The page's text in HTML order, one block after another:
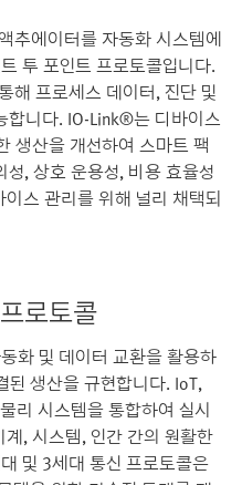
추에이터를 자동화 시스템에
투 포인트 프로토콜입니다.
해 프로세스 데이터, 진단 및
합니다. IO-Link®는 디바이스
생산을 개선하여 스마트 팩
, 상호 운용성, 비용 효율성
스 관리를 위해 널리 채택되
로토콜
화 및 데이터 교환을 활용하
된 생산을 규현합니다. IoT,
리 시스템을 통합하여 실시
, 시스템, 인간 간의 원활한
및 3세대 통신 프로토콜은